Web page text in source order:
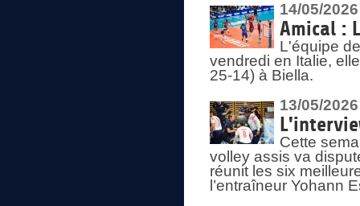
14/05/2026
Amical :
L'équipe
vendredi en Italie,
25-14) à Biella.
13/05/2026
Cette
volley assis va
réunit les six
l’entraîneur Yohann